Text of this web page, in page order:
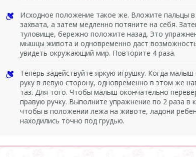
Исходное положение такое же. Вложите пальцы
захвата, а затем медленно потяните на себя.
туловище, бережно положите назад. Это
мышцы живота и одновременно даст
увидеть окружающий мир. Повторите 4 раза.
Теперь задействуйте яркую игрушку. Когда
руку в левую сторону, одновременно в этом же
таз. Для того. Чтобы малыш окончательно
правую ручку. Выполните упражнение по 2 раза в
чтобы в положении лежа на животе, ладони
находились точно под грудью.